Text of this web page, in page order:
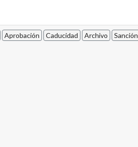
Aprobación Caducidad Archivo Sanción